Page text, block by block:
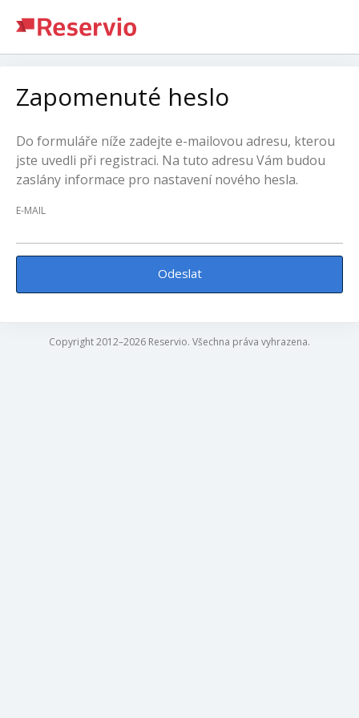
Zapomenuté heslo
Do formuláře níže zadejte e-mailovou adresu, kterou
jste uvedli při registraci. Na tuto adresu Vám budou
zaslány informace pro nastavení nového hesla.
E-MAIL
Odeslat
Copyright 2012–2026 Reservio. Všechna práva vyhrazena.